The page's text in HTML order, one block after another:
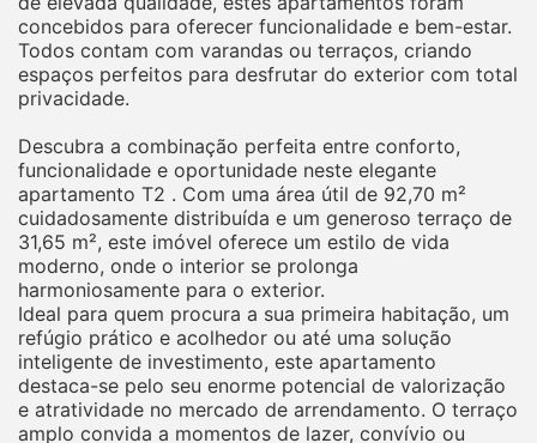
concebidos para oferecer funcionalidade e bem-estar.
Todos contam com varandas ou terraços, criando
espaços perfeitos para desfrutar do exterior com total
privacidade.
Descubra a combinação perfeita entre conforto,
funcionalidade e oportunidade neste elegante
apartamento T2 . Com uma área útil de 92,70 m²
cuidadosamente distribuída e um generoso terraço de
31,65 m², este imóvel oferece um estilo de vida
moderno, onde o interior se prolonga
harmoniosamente para o exterior.
Ideal para quem procura a sua primeira habitação, um
refúgio prático e acolhedor ou até uma solução
inteligente de investimento, este apartamento
destaca-se pelo seu enorme potencial de valorização
e atratividade no mercado de arrendamento. O terraço
amplo convida a momentos de lazer, convívio ou